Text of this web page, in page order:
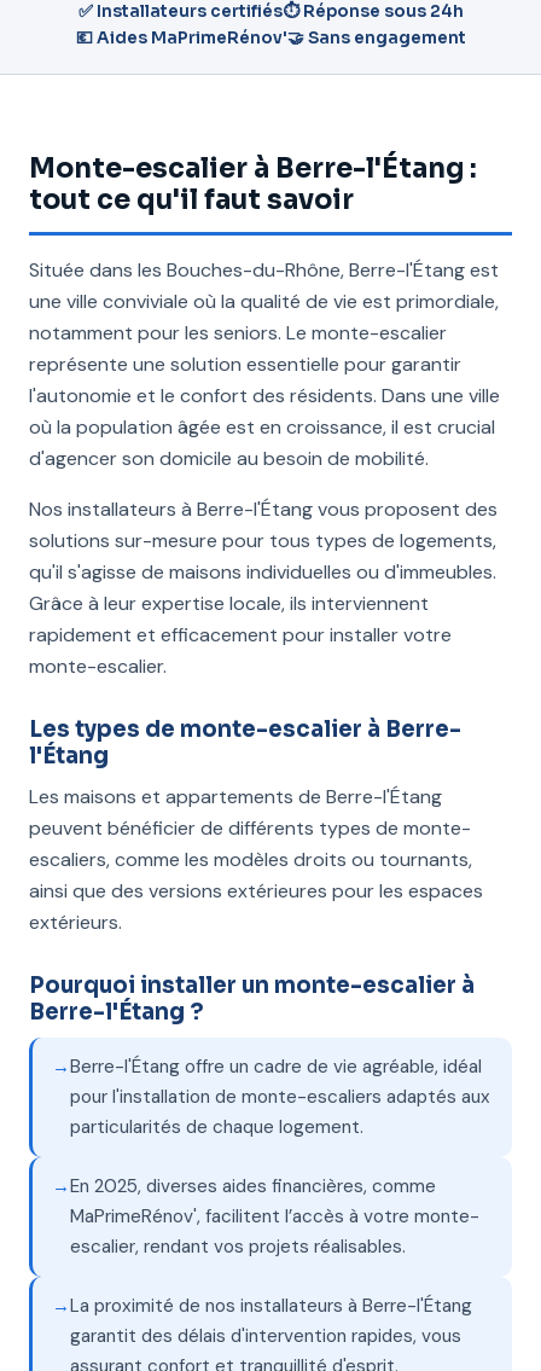
✅ Installateurs certifiés⏱️ Réponse sous 24h
💶 Aides MaPrimeRénov'🤝 Sans engagement
Monte-escalier à Berre-l'Étang :
tout ce qu'il faut savoir
Située dans les Bouches-du-Rhône, Berre-l'Étang est
une ville conviviale où la qualité de vie est primordiale,
notamment pour les seniors. Le monte-escalier
représente une solution essentielle pour garantir
l'autonomie et le confort des résidents. Dans une ville
où la population âgée est en croissance, il est crucial
d'agencer son domicile au besoin de mobilité.
Nos installateurs à Berre-l'Étang vous proposent des
solutions sur-mesure pour tous types de logements,
qu'il s'agisse de maisons individuelles ou d'immeubles.
Grâce à leur expertise locale, ils interviennent
rapidement et efficacement pour installer votre
monte-escalier.
Les types de monte-escalier à Berre-
l'Étang
Les maisons et appartements de Berre-l'Étang
peuvent bénéficier de différents types de monte-
escaliers, comme les modèles droits ou tournants,
ainsi que des versions extérieures pour les espaces
extérieurs.
Pourquoi installer un monte-escalier à
Berre-l'Étang ?
Berre-l'Étang offre un cadre de vie agréable, idéal
pour l'installation de monte-escaliers adaptés aux
particularités de chaque logement.
En 2025, diverses aides financières, comme
MaPrimeRénov', facilitent l’accès à votre monte-
escalier, rendant vos projets réalisables.
La proximité de nos installateurs à Berre-l'Étang
garantit des délais d'intervention rapides, vous
assurant confort et tranquillité d'esprit.